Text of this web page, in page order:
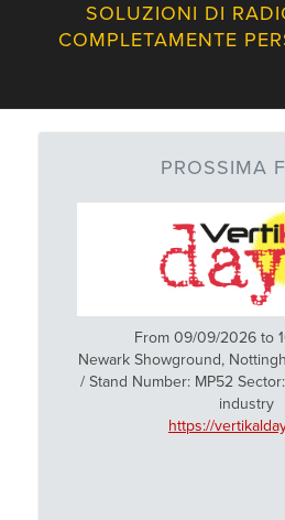
SOLUZIONI DI
COMPLETAMENTE
PROSSIMA
From 09/09/2026 to
Newark Showground,
/ Stand Number: MP52
industry
https://